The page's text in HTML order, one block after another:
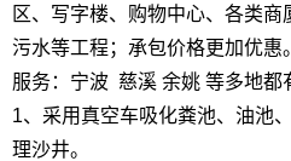
区、写字楼、购物中心、各类商
污水等工程；承包价格更加优惠。
服务：宁波 慈溪 余姚 等多地都
1、采用真空车吸化粪池、油池
理沙井。